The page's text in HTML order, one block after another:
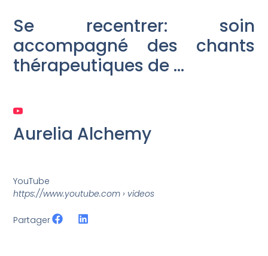
Se recentrer: soin
accompagné des chants
thérapeutiques de …
Aurelia Alchemy
YouTube
https://www.youtube.com › videos
Partager